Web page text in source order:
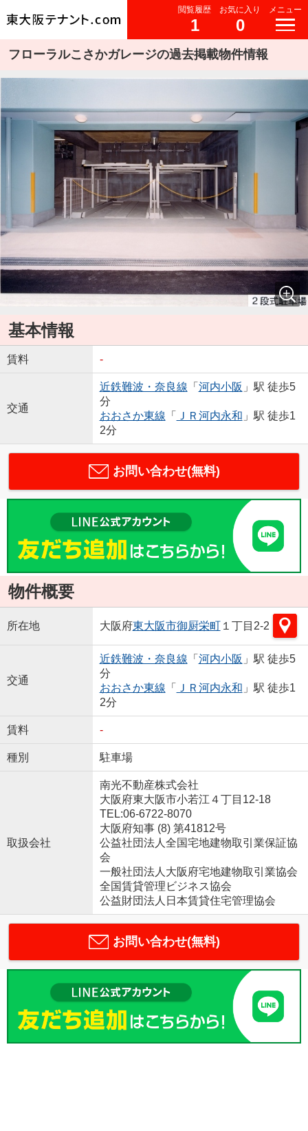
閲覧履歴
1
お気に入り
0
メニュー
フローラルこさかガレージの過去掲載物件情報
基本情報
賃料 -
交通
近鉄難波・奈良線 「 河内小阪 」駅 徒歩5
分
おおさか東線 「 ＪＲ河内永和 」駅 徒歩1
2分
お問い合わせ(無料)
物件概要
所在地 大阪府東大阪市御厨栄町１丁目2-2
交通
近鉄難波・奈良線 「 河内小阪 」駅 徒歩5
分
おおさか東線 「 ＪＲ河内永和 」駅 徒歩1
2分
賃料 -
種別 駐車場
取扱会社
南光不動産株式会社
大阪府東大阪市小若江４丁目12-18
TEL:06-6722-8070
大阪府知事 (8) 第41812号
公益社団法人全国宅地建物取引業保証協
会
一般社団法人大阪府宅地建物取引業協会
全国賃貸管理ビジネス協会
公益財団法人日本賃貸住宅管理協会
お問い合わせ(無料)